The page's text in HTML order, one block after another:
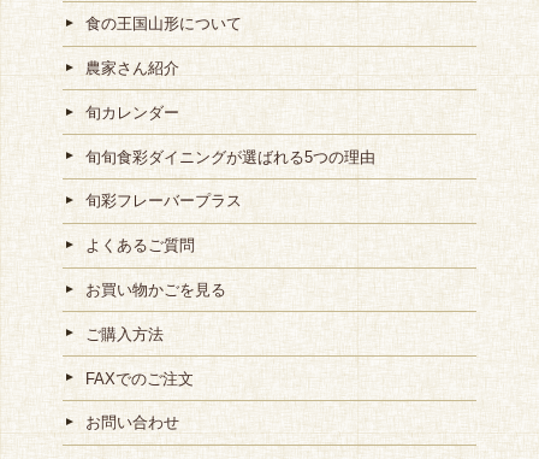
食の王国山形について
農家さん紹介
旬カレンダー
旬旬食彩ダイニングが選ばれる5つの理由
旬彩フレーバープラス
よくあるご質問
お買い物かごを見る
ご購入方法
FAXでのご注文
お問い合わせ